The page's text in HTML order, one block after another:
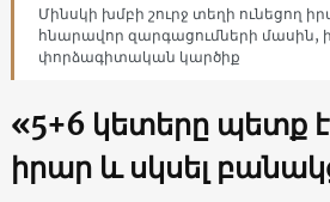
Մինսկի խմբի շուրջ տեղի ունեցող
հնարավոր զարգացումների մասին,
փորձագիտական կարծիք
«5+6 կետերը պետք
իրար և սկսել